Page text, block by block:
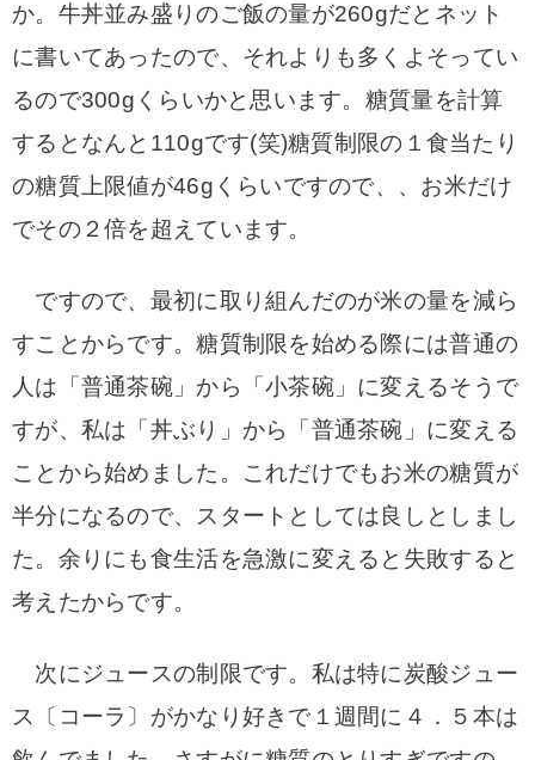
か。牛丼並み盛りのご飯の量が260gだとネット
に書いてあったので、それよりも多くよそってい
るので300gくらいかと思います。糖質量を計算
するとなんと110gです(笑)糖質制限の１食当たり
の糖質上限値が46gくらいですので、、お米だけ
でその２倍を超えています。
ですので、最初に取り組んだのが米の量を減ら
すことからです。糖質制限を始める際には普通の
人は「普通茶碗」から「小茶碗」に変えるそうで
すが、私は「丼ぶり」から「普通茶碗」に変える
ことから始めました。これだけでもお米の糖質が
半分になるので、スタートとしては良しとしまし
た。余りにも食生活を急激に変えると失敗すると
考えたからです。
次にジュースの制限です。私は特に炭酸ジュー
ス〔コーラ〕がかな り好きで１週間に４．５本は